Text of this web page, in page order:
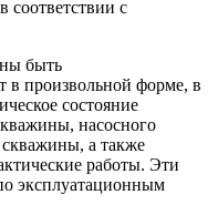
соответствии с
быть
в произвольной форме, в
состояние
насосного
скважины, а также
работы. Эти
эксплуатационным